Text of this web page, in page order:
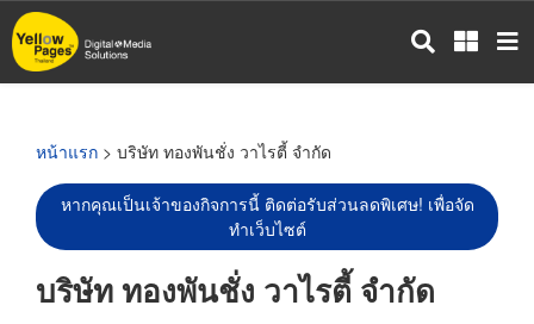
ข้าม
ไป
หน้าแรก > บริษัท ทองพันชั่ง วาไรตี้ จำกัด
หากคุณเป็นเจ้าของกิจการนี้ ติดต่อรับส่วนลดพิเศษ! เพื่อจัด
ทำเว็บไซต์
บริษัท ทองพันชั่ง วาไรตี้ จำกัด